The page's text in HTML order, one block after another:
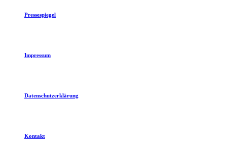
Pressespiegel
Impressum
Datenschutzerklärung
Kontakt